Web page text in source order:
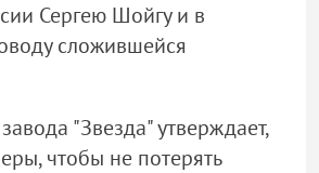
Сергею Шойгу и в
сложившейся
"Звезда" утверждает,
чтобы не потерять